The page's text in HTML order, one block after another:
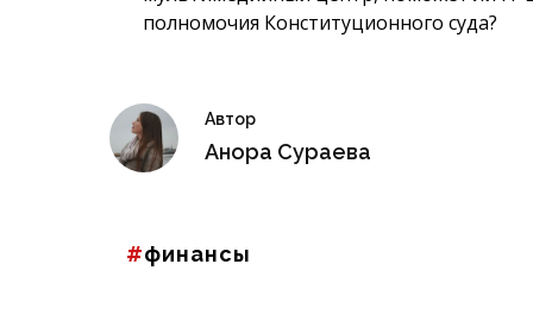
полномочия Конституционного суда?
Автор
Анора Сураева
финансы